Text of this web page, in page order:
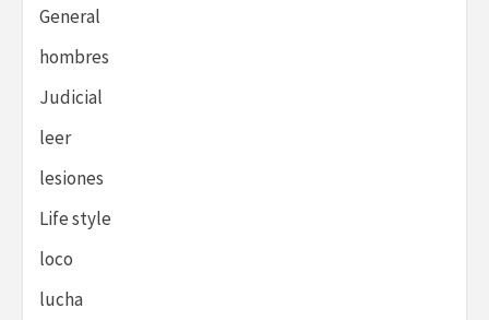
General
hombres
Judicial
leer
lesiones
Life style
loco
lucha